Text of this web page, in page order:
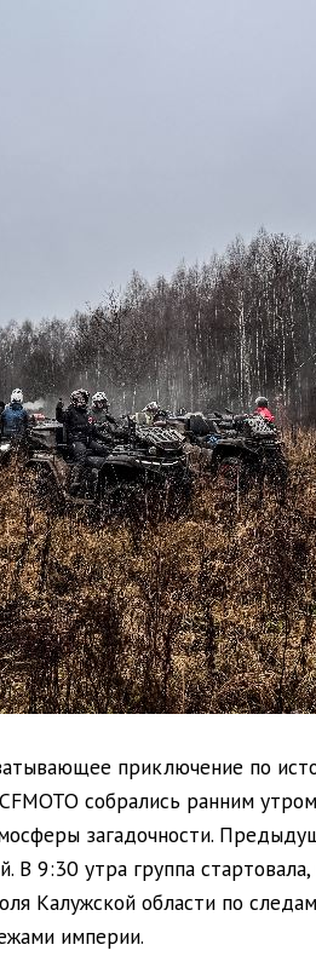
приключение по
собрались ранним
загадочности.
9:30 утра группа
Калужской области по
империи.